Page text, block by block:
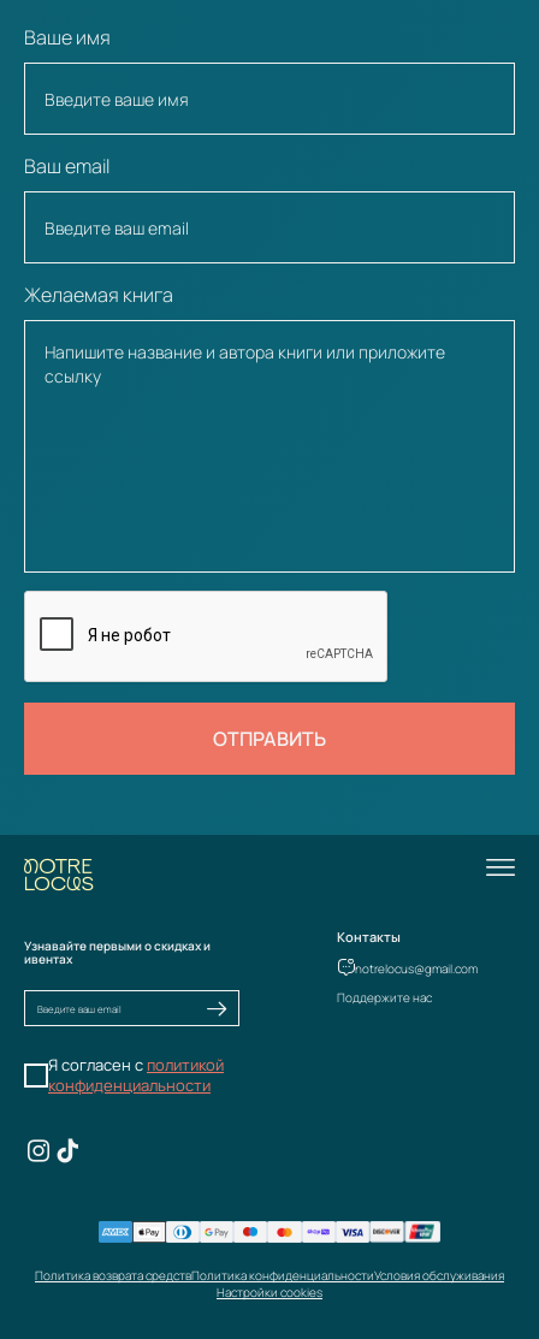
Ваше имя
Ваш email
Желаемая книга
ОТПРАВИТЬ
Узнавайте первыми о скидках и
ивентах
Я согласен с политикой
конфиденциальности
Контакты
notrelocus@gmail.com
Поддержите нас
Политика возврата средствПолитика конфиденциальностиУсловия обслуживания
Настройки cookies